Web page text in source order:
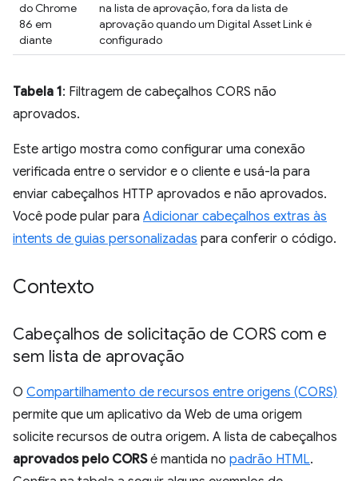
do Chrome
86 em
diante
na lista de aprovação, fora da lista de
aprovação quando um Digital Asset Link é
configurado
Tabela 1: Filtragem de cabeçalhos CORS não
aprovados.
Este artigo mostra como configurar uma conexão
verificada entre o servidor e o cliente e usá-la para
enviar cabeçalhos HTTP aprovados e não aprovados.
Você pode pular para Adicionar cabeçalhos extras às
intents de guias personalizadas para conferir o código.
Contexto
Cabeçalhos de solicitação de CORS com e
sem lista de aprovação
O Compartilhamento de recursos entre origens (CORS)
permite que um aplicativo da Web de uma origem
solicite recursos de outra origem. A lista de cabeçalhos
aprovados pelo CORSé mantida no padrão HTML.